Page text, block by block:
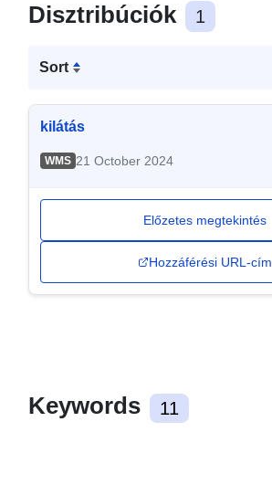
Disztribúciók 1
Sort
kilátás
WMS 21 October 2024
Előzetes megtekintés
Hozzáférési URL-cím
Keywords 11